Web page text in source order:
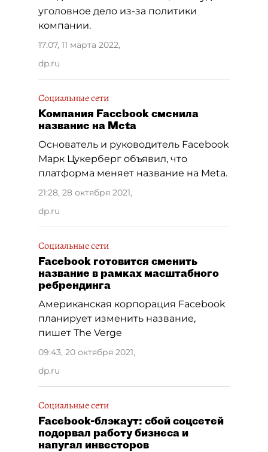
уголовное дело из-за политики
компании.
17:07, 11 марта 2022,
dp.ru
Социальные сети
Компания Facebook сменила
название на Meta
Основатель и руководитель Facebook
Марк Цукерберг объявил, что
платформа меняет название на Meta.
21:28, 28 октября 2021,
dp.ru
Социальные сети
Facebook готовится сменить
название в рамках масштабного
ребрендинга
Американская корпорация Facebook
планирует изменить название,
пишет The Verge
09:43, 20 октября 2021,
dp.ru
Социальные сети
Facebook-блэкаут: сбой соцсетей
подорвал работу бизнеса и
напугал инвесторов